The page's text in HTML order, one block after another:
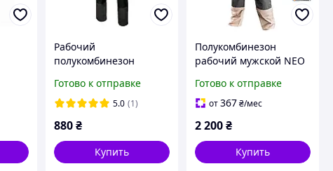
Рабочий
полукомбинезон
Maximus, Польша
Готово к отправке
5.0 (1)
880 ₴
Купить
Полукомбинезон
рабочий мужской NEO
320-LD)
Готово к отправке
от367₴/мес
2 200₴
Купить